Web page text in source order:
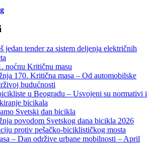
jedan tender za sistem deljenja električnih
noćnu Kritičnu masu
170. Kritična masa – Od automobilske
budućnosti
u Beogradu – Usvojeni su normativi i
bicikala
Svetski dan bicikla
povodom Svetskog dana bicikla 2026
protiv pešačko-biciklističkog mosta
– Dan održive urbane mobilnosti – April